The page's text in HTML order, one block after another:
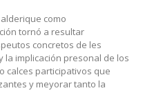
alderique como
tornó a resultar
concretos de les
la implicación presonal de los
calces participativos que
y meyorar tanto la